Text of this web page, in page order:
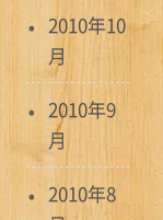
2010年10
月
2010年9
月
2010年8